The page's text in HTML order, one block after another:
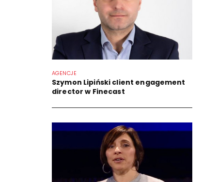
AGENCJE
Szymon Lipiński client engagement
director w Finecast